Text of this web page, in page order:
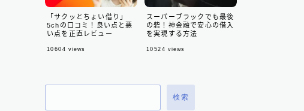
「サクッとちょい借り」
5chの口コミ！良い点と悪
い点を正直レビュー
10604 views
スーパーブラックでも最後
の砦！神金融で安心の借入
を実現する方法
10524 views
検索